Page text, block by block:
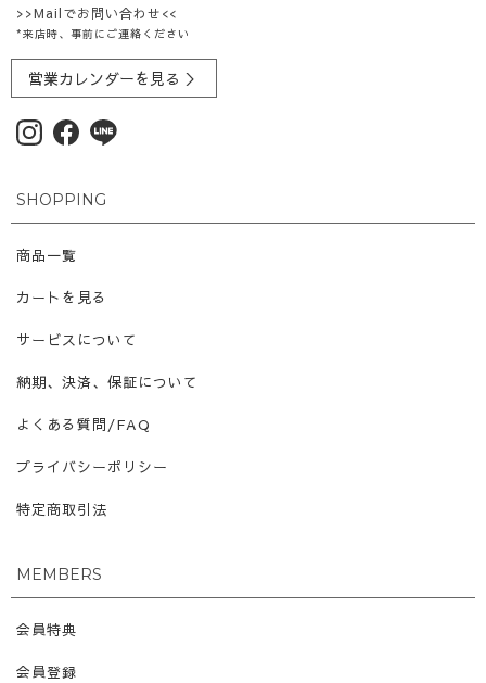
>>Mailでお問い合わせ<<
*来店時、事前にご連絡ください
営業カレンダーを見る ＞
SHOPPING
商品一覧
カートを見る
サービスについて
納期、決済、保証について
よくある質問/FAQ
プライバシーポリシー
特定商取引法
MEMBERS
会員特典
会員登録